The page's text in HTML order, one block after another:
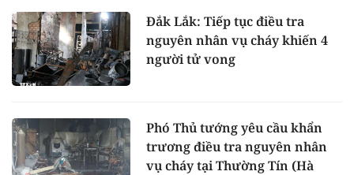
Đắk Lắk: Tiếp tục điều tra
nguyên nhân vụ cháy khiến 4
người tử vong
Phó Thủ tướng yêu cầu khẩn
trương điều tra nguyên nhân
vụ cháy tại Thường Tín (Hà